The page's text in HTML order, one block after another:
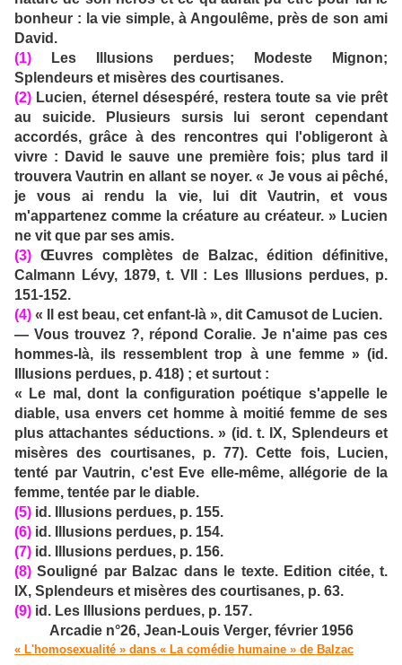
bonheur : la vie simple, à Angoulême, près de son ami
David.
(1) Les Illusions perdues; Modeste Mignon;
Splendeurs et misères des courtisanes.
(2) Lucien, éternel désespéré, restera toute sa vie prêt
au suicide. Plusieurs sursis lui seront cependant
accordés, grâce à des rencontres qui l'obligeront à
vivre : David le sauve une première fois; plus tard il
trouvera Vautrin en allant se noyer. « Je vous ai pêché,
je vous ai rendu la vie, lui dit Vautrin, et vous
m'appartenez comme la créature au créateur. » Lucien
ne vit que par ses amis.
(3) Œuvres complètes de Balzac, édition définitive,
Calmann Lévy, 1879, t. VII : Les Illusions perdues, p.
151-152.
(4) « Il est beau, cet enfant-là », dit Camusot de Lucien.
— Vous trouvez ?, répond Coralie. Je n'aime pas ces
hommes-là, ils ressemblent trop à une femme » (id.
Illusions perdues, p. 418) ; et surtout :
« Le mal, dont la configuration poétique s'appelle le
diable, usa envers cet homme à moitié femme de ses
plus attachantes séductions. » (id. t. IX, Splendeurs et
misères des courtisanes, p. 77). Cette fois, Lucien,
tenté par Vautrin, c'est Eve elle-même, allégorie de la
femme, tentée par le diable.
(5) id. Illusions perdues, p. 155.
(6) id. Illusions perdues, p. 154.
(7) id. Illusions perdues, p. 156.
(8) Souligné par Balzac dans le texte. Edition citée, t.
IX, Splendeurs et misères des courtisanes, p. 63.
(9) id. Les Illusions perdues, p. 157.
Arcadie n°26, Jean-Louis Verger, février 1956
« L'homosexualité » dans « La comédie humaine » de Balzac